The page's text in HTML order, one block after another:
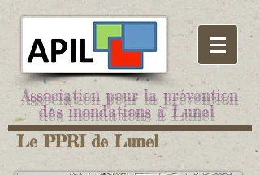
Association pour la prévention
des inondations à Lunel
Le PPRI de Lunel